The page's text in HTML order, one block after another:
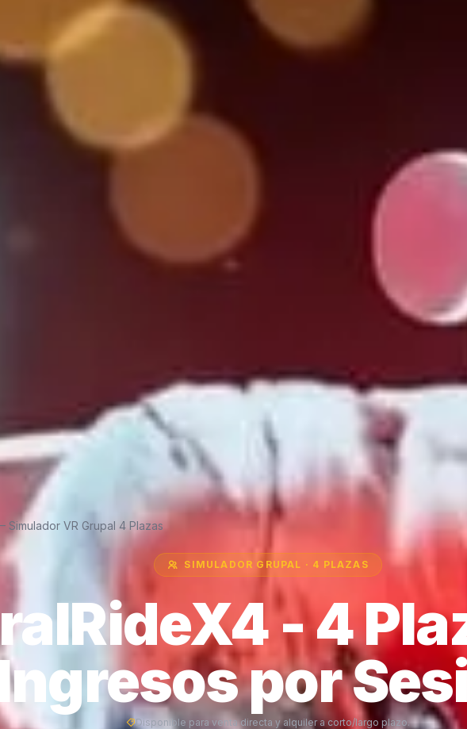
Simulador VR Grupal 4 Plazas
SIMULADOR GRUPAL · 4 PLAZAS
- 4
por
Disponible para venta directa y alquiler a corto/largo plazo.